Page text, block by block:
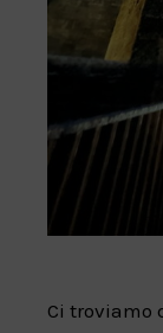
Ci troviamo